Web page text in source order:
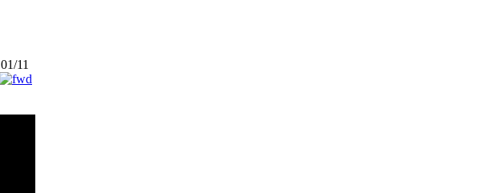
01/11